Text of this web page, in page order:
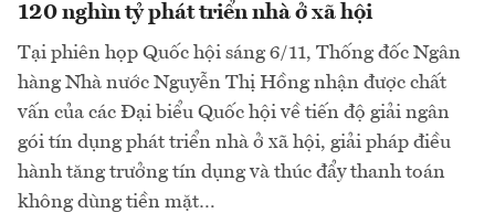
120 nghìn tỷ phát triển nhà ở xã hội
Tại phiên họp Quốc hội sáng 6/11, Thống đốc Ngân
hàng Nhà nước Nguyễn Thị Hồng nhận được chất
vấn của các Đại biểu Quốc hội về tiến độ giải ngân
gói tín dụng phát triển nhà ở xã hội, giải pháp điều
hành tăng trưởng tín dụng và thúc đẩy thanh toán
không dùng tiền mặt…